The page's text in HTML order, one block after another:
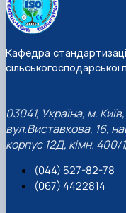
Кафедра
сільськогосподарської
03041, Україна, м. Київ,
вул.Виставкова, 16,
корпус 12Д, кімн. 400/
(044) 527-82-78
(067) 4422814